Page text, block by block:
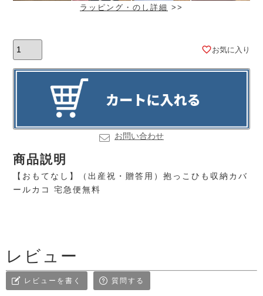
ラッピング・のし詳細 >>
お気に入り
お問い合わせ
商品説明
【おもてなし】（出産祝・贈答用）抱っこひも収納カバ
ールカコ 宅急便無料
レビュー
レビューを書く 質問する